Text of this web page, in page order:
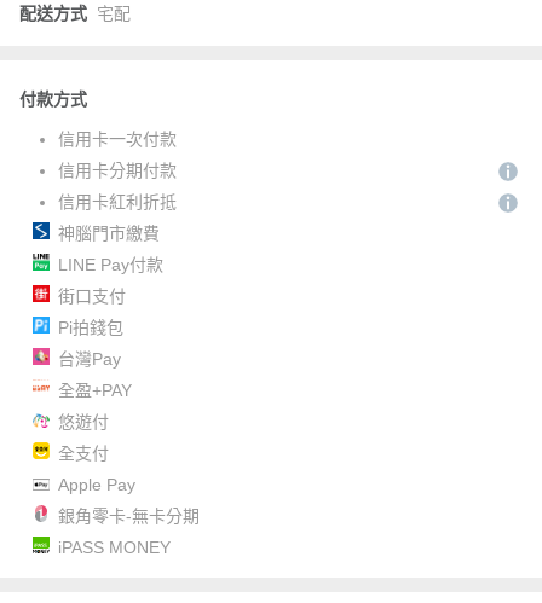
配送方式 宅配
付款方式
信用卡一次付款
信用卡分期付款
信用卡紅利折抵
神腦門市繳費
LINE Pay付款
街口支付
Pi拍錢包
台灣Pay
全盈+PAY
悠遊付
全支付
Apple Pay
銀角零卡-無卡分期
iPASS MONEY